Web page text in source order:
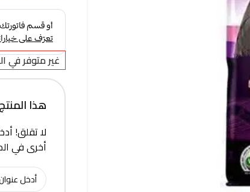
غير متوفر في
هذا
لا تقلق!
أخرى في